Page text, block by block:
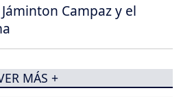
Campaz y el
MÁS +